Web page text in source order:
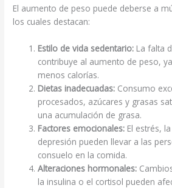
El aumento de peso puede deberse a
los cuales destacan:
Estilo de vida sedentario: La falta
contribuye al aumento de peso,
menos calorías.
Dietas inadecuadas: Consumo
procesados, azúcares y grasas
una acumulación de grasa.
Factores emocionales: El estrés,
depresión pueden llevar a las
consuelo en la comida.
Alteraciones hormonales:
la insulina o el cortisol pueden